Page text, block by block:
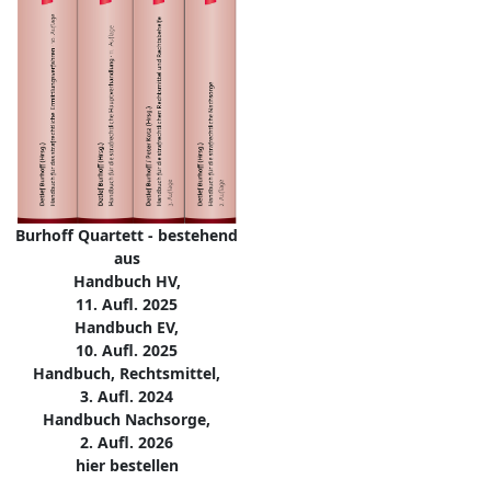
Burhoff Quartett - bestehend
aus
Handbuch HV,
11. Aufl. 2025
Handbuch EV,
10. Aufl. 2025
Handbuch, Rechtsmittel,
3. Aufl. 2024
Handbuch Nachsorge,
2. Aufl. 2026
hier bestellen